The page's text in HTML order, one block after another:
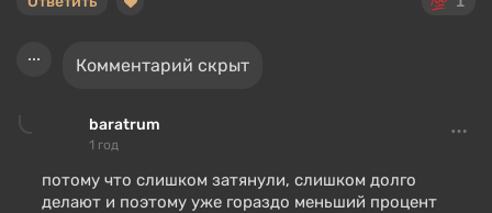
Комментарий скрыт
baratrum
1 год
потому что слишком затянули, слишком долго
делают и поэтому уже гораздо меньший процент